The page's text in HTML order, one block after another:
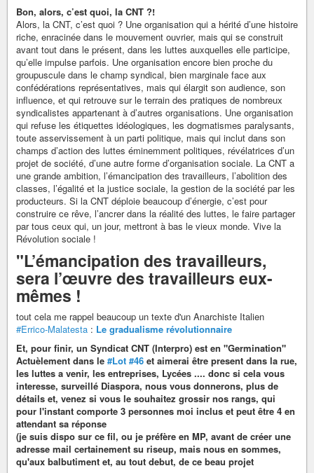
Bon, alors, c’est quoi, la CNT ?!
Alors, la CNT, c’est quoi ? Une organisation qui a hérité d’une histoire
riche, enracinée dans le mouvement ouvrier, mais qui se construit
avant tout dans le présent, dans les luttes auxquelles elle participe,
qu’elle impulse parfois. Une organisation encore bien proche du
groupuscule dans le champ syndical, bien marginale face aux
confédérations représentatives, mais qui élargit son audience, son
influence, et qui retrouve sur le terrain des pratiques de nombreux
syndicalistes appartenant à d’autres organisations. Une organisation
qui refuse les étiquettes idéologiques, les dogmatismes paralysants,
toute asservissement à un parti politique, mais qui inclut dans son
champs d’action des luttes éminemment politiques, révélatrices d’un
projet de société, d’une autre forme d’organisation sociale. La CNT a
une grande ambition, l’émancipation des travailleurs, l’abolition des
classes, l’égalité et la justice sociale, la gestion de la société par les
producteurs. Si la CNT déploie beaucoup d’énergie, c’est pour
construire ce rêve, l’ancrer dans la réalité des luttes, le faire partager
par tous ceux qui, un jour, mettront à bas le vieux monde. Vive la
Révolution sociale !
"L’émancipation des travailleurs,
sera l’œuvre des travailleurs eux-
mêmes !
tout cela me rappel beaucoup un texte d'un Anarchiste Italien
#Errico-Malatesta : Le gradualisme révolutionnaire
Et, pour finir, un Syndicat CNT (Interpro) est en "Germination"
Actuèlement dans le #Lot #46 et aimerai être present dans la rue,
les luttes a venir, les entreprises, Lycées .... donc si cela vous
interesse, surveillé Diaspora, nous vous donnerons, plus de
détails et, venez si vous le souhaitez grossir nos rangs, qui
pour l'instant comporte 3 personnes moi inclus et peut être 4 en
attendant sa réponse
(je suis dispo sur ce fil, ou je préfère en MP, avant de créer une
adresse mail certainement su riseup, mais nous en sommes,
qu'aux balbutiment et, au tout debut, de ce beau projet